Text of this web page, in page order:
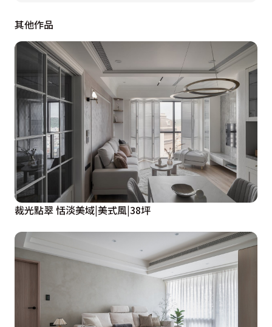
長型結構，不可避免會有廊道產生，故結合收納功能，讓
它不僅是過道，把坪效發揮到淋漓盡致。
屋主企盼開放式動線，包含主臥、更衣室、書房暨臨時客
房等需求，考驗設計者精準掌握比例拿捏的工夫，像是睡
眠區寢臥尺寸的選擇，或如何善用兩根樑位中的位置，再
從廚房挪用部分區域作衣帽間規劃等等。其中，令屋主最
滿意的非廚房莫屬，其配比、座向稍加調整後，融合餐廳
迸發開放式中島，無論作餐桌、烹飪檯面或工作角落皆
宜，而周邊的收納、電器櫃規劃也都一應俱全。另外，本
案的門片配置別具巧思，除了大門之外，其餘新作門體全
界限模糊、重疊，毫不浪費任何空間，亦適時舒緩壓迫
感。針對愛犬，則在洗曬區新設寵物門及專用廁所，方可
恣意進出、盡情奔跑，實踐與毛小孩共居的舒適家園；愜
意溫馨的同時，傳承家族在此片土地深耕的真摯情誼，延
續充滿無限可能的世代生活群像。
其他作品
裁光點翠 恬淡美域|美式風|38坪